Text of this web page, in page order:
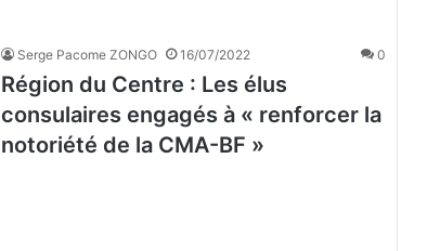
Serge Pacome ZONGO 16/07/2022 0
Région du Centre : Les élus
consulaires engagés à « renforcer la
notoriété de la CMA-BF »